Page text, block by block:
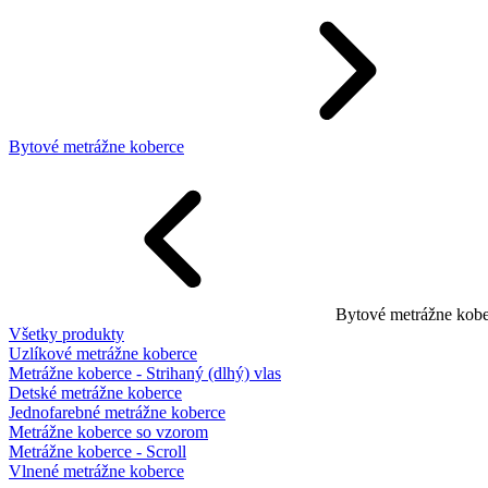
Bytové metrážne koberce
Bytové metrážne
Všetky produkty
Uzlíkové metrážne koberce
Metrážne koberce - Strihaný (dlhý) vlas
Detské metrážne koberce
Jednofarebné metrážne koberce
Metrážne koberce so vzorom
Metrážne koberce - Scroll
Vlnené metrážne koberce